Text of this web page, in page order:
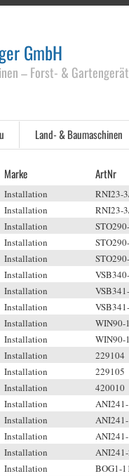
GmbH
– Forst- &
Land- & Baumaschinen
Marke ArtNr
Installation
RNI23-
Installation
RNI23-
Installation
Installation
Installation
Installation
Installation
Installation
Installation
WIN90-
Installation
WIN90-
Installation
229104
Installation
229105
Installation
420010
Installation
Installation
Installation
Installation
Installation
BOG1-